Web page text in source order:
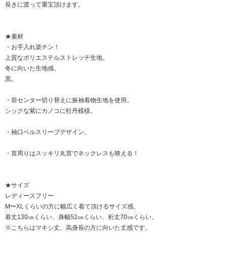
長きに渡って重宝頂けます。
★素材
・お手入れ楽チン！
上質なポリエステルストレッチ生地。
冬に向いた生地感。
黒。
・前センター切り替えに振袖着物生地を使用。
シックな紫にカノコに牡丹模様。
・袖口ベルスリーブデザイン。
・首周りはスッキリ丸首でネックレスも映える！
★サイズ
レディースフリー
M〜XLくらいの方に幅広く着て頂けるサイズ感。
着丈130㎝くらい、身幅52㎝くらい、裄丈70㎝くらい。
※こちらはマキシ丈、高身長の方に向いた丈感です。